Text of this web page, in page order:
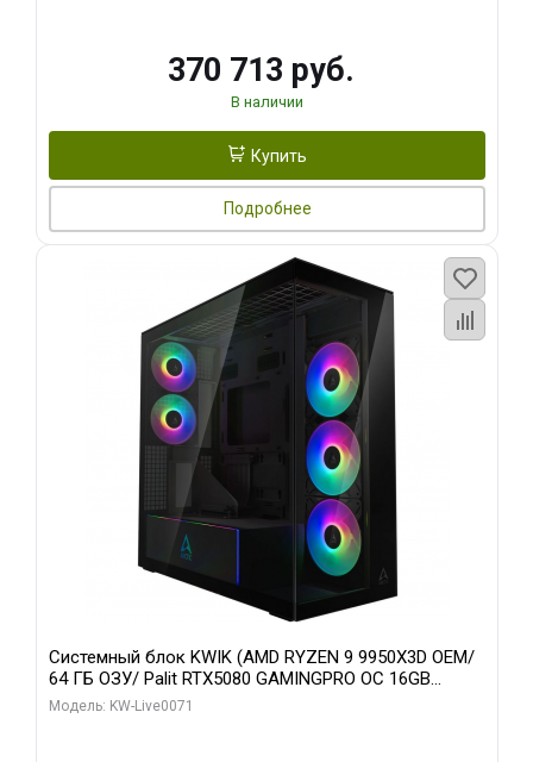
370 713 руб.
В наличии
Купить
Подробнее
Системный блок KWIK (AMD RYZEN 9 9950X3D OEM/
64 ГБ ОЗУ/ Palit RTX5080 GAMINGPRO OC 16GB
GDDR7 256bit 3xDP HD/ 960 ГБ SSD)
Модель: KW-Live0071